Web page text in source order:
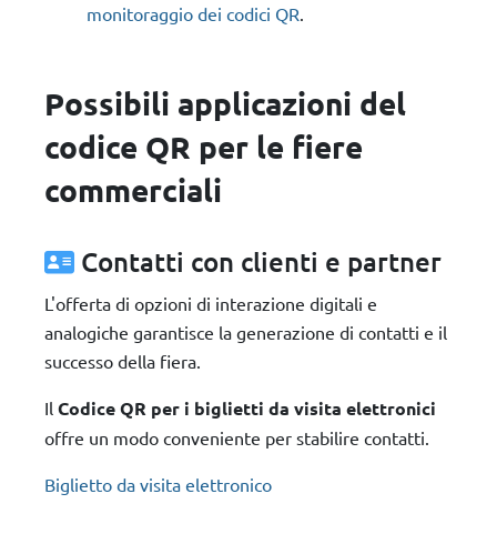
monitoraggio dei codici QR
Possibili applicazioni del
codice QR per le fiere
commerciali
Contatti con clienti e partner
L'offerta di opzioni di interazione digitali e
analogiche garantisce la generazione di contatti e il
successo della fiera.
Il Codice QR per i biglietti da visita elettronici
offre un modo conveniente per stabilire contatti.
Biglietto da visita elettronico